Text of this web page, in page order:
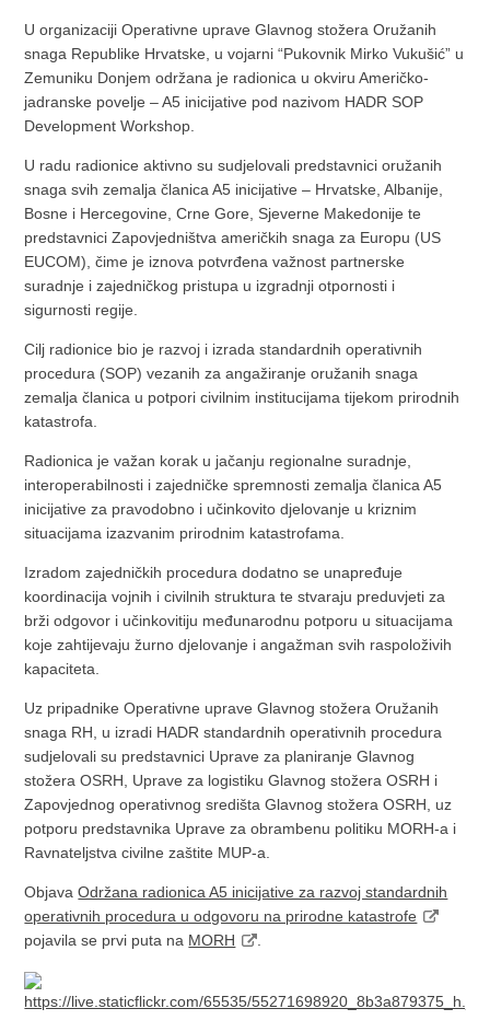
U organizaciji Operativne uprave Glavnog stožera Oružanih
snaga Republike Hrvatske, u vojarni “Pukovnik Mirko Vukušić” u
Zemuniku Donjem održana je radionica u okviru Američko-
jadranske povelje – A5 inicijative pod nazivom HADR SOP
Development Workshop.
U radu radionice aktivno su sudjelovali predstavnici oružanih
snaga svih zemalja članica A5 inicijative – Hrvatske, Albanije,
Bosne i Hercegovine, Crne Gore, Sjeverne Makedonije te
predstavnici Zapovjedništva američkih snaga za Europu (US
EUCOM), čime je iznova potvrđena važnost partnerske
suradnje i zajedničkog pristupa u izgradnji otpornosti i
sigurnosti regije.
Cilj radionice bio je razvoj i izrada standardnih operativnih
procedura (SOP) vezanih za angažiranje oružanih snaga
zemalja članica u potpori civilnim institucijama tijekom prirodnih
katastrofa.
Radionica je važan korak u jačanju regionalne suradnje,
interoperabilnosti i zajedničke spremnosti zemalja članica A5
inicijative za pravodobno i učinkovito djelovanje u kriznim
situacijama izazvanim prirodnim katastrofama.
Izradom zajedničkih procedura dodatno se unapređuje
koordinacija vojnih i civilnih struktura te stvaraju preduvjeti za
brži odgovor i učinkovitiju međunarodnu potporu u situacijama
koje zahtijevaju žurno djelovanje i angažman svih raspoloživih
kapaciteta.
Uz pripadnike Operativne uprave Glavnog stožera Oružanih
snaga RH, u izradi HADR standardnih operativnih procedura
sudjelovali su predstavnici Uprave za planiranje Glavnog
stožera OSRH, Uprave za logistiku Glavnog stožera OSRH i
Zapovjednog operativnog središta Glavnog stožera OSRH, uz
potporu predstavnika Uprave za obrambenu politiku MORH-a i
Ravnateljstva civilne zaštite MUP-a.
ObjavaOdržana radionica A5 inicijative za razvoj standardnih
operativnih procedura u odgovoru na prirodne katastrofe
pojavila se prvi puta na MORH